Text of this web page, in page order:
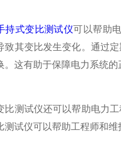
持式变比测试仪可以帮助
致其变比发生变化。通过
。这有助于保障电力系统的
试仪还可以帮助电力工
测试仪可以帮助工程师和